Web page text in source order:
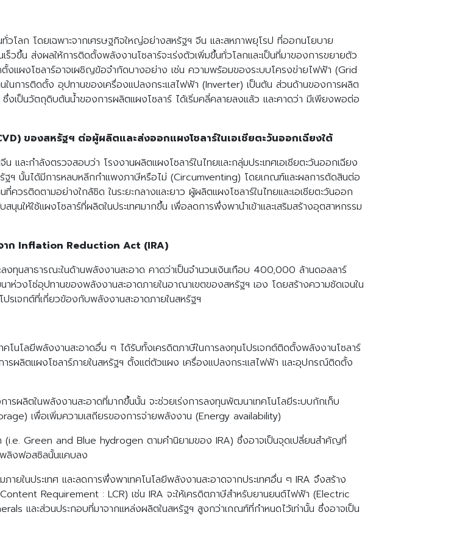
วโลก โดยเฉพาะจากเศรษฐกิจใหญ่อย่างสหรัฐฯ จีน และสหภาพยุโรป ที่ออกนโยบาย
วขึ้น ส่งผลให้การติดตั้งพลังงานโซลาร์จะเร่งตัวเพิ่มขึ้นทั่วโลกและเป็นที่มาของการขยายตัว
แผงโซลาร์อาจเผชิญข้อจำกัดบางอย่าง เช่น ความพร้อมของระบบโครงข่ายไฟฟ้า (Grid
การติดตั้ง อุปทานของเครื่องแปลงกระแสไฟฟ้า (Inverter) เป็นต้น ส่วนด้านของการผลิต
เป็นวัตถุดิบต้นน้ำของการผลิตแผงโซลาร์ ได้เริ่มคลี่คลายลงแล้ว และคาดว่า มีเพียงพอต่อ
ของสหรัฐฯ ต่อผู้ผลิตและส่งออกแผงโซลาร์ในเอเชียตะวันออกเฉียงใต้
ละกำลังตรวจสอบว่า โรงงานผลิตแผงโซลาร์ในไทยและกลุ่มประเทศเอเชียตะวันออกเฉียง
นั้นได้มีการหลบหลีกกำแพงภาษีหรือไม่ (Circumventing) โดยเกณฑ์และผลการตัดสินต่อ
วรติดตามอย่างใกล้ชิด ในระยะกลางและยาว ผู้ผลิตแผงโซลาร์ในไทยและเอเชียตะวันออก
ให้ใช้แผงโซลาร์ที่ผลิตในประเทศมากขึ้น เพื่อลดการพึ่งพานำเข้าและเสริมสร้างอุตสาหกรรม
าก Inflation Reduction Act (IRA)
ทุนสาธารณะในด้านพลังงานสะอาด คาดว่าเป็นจำนวนเงินเกือบ 400,000 ล้านดอลลาร์
วงโซ่อุปทานของพลังงานสะอาดภายในอาณาเขตของสหรัฐฯ เอง โดยสร้างความชัดเจนใน
ปรเจกต์ที่เกี่ยวข้องกับพลังงานสะอาดภายในสหรัฐฯ
โนโลยีพลังงานสะอาดอื่น ๆ ได้รับทั้งเครดิตภาษีในการลงทุนโปรเจกต์ติดตั้งพลังงานโซลาร์
ผลิตแผงโซลาร์ภายในสหรัฐฯ ตั้งแต่ตัวแผง เครื่องแปลงกระแสไฟฟ้า และอุปกรณ์ติดตั้ง
ผลิตในพลังงานสะอาดที่มากขึ้นนั้น จะช่วยเร่งการลงทุนพัฒนาเทคโนโลยีระบบกักเก็บ
เพื่อเพิ่มความเสถียรของการจ่ายพลังงาน (Energy availability)
(i.e. Green and Blue hydrogen ตามคำนิยามของ IRA) ซึ่งอาจเป็นจุดเปลี่ยนสำคัญที่
พลิงฟอสซิลนั้นแคบลง
ยในประเทศ และลดการพึ่งพาเทคโนโลยีพลังงานสะอาดจากประเทศอื่น ๆ IRA จึงสร้าง
Requirement : LCR) เช่น IRA จะให้เครดิตภาษีสำหรับยานยนต์ไฟฟ้า (Electric
และส่วนประกอบที่มาจากแหล่งผลิตในสหรัฐฯ สูงกว่าเกณฑ์ที่กำหนดไว้เท่านั้น ซึ่งอาจเป็น